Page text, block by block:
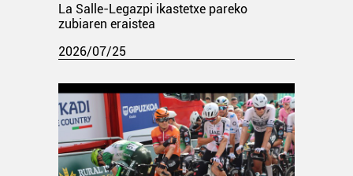
La Salle-Legazpi ikastetxe pareko
zubiaren eraistea
2026/07/25